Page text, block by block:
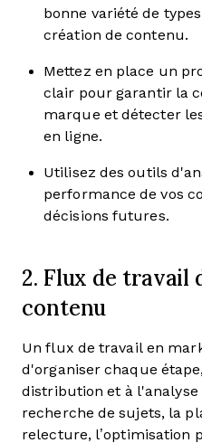
bonne variété de
création de contenu.
Mettez en place un
clair pour garantir la
marque et détecter
en ligne.
Utilisez des outils
performance de vos
décisions futures.
2. Flux de travail
contenu
Un flux de travail en
d'organiser chaque
distribution et à
recherche de sujets, la
relecture, l’optimisation